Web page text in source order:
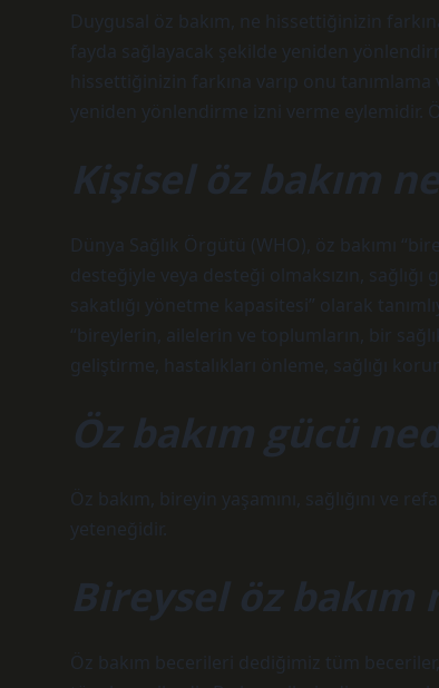
Duygusal öz bakım, ne hissettiğinizin
fayda sağlayacak şekilde yeniden
hissettiğinizin farkına varıp onu
yeniden yönlendirme izni verme eylemidir.
Kişisel öz bakım
Dünya Sağlık Örgütü (WHO), öz bakımı
desteğiyle veya desteği olmaksızın,
sakatlığı yönetme kapasitesi” olarak
“bireylerin, ailelerin ve toplumların, bir
geliştirme, hastalıkları önleme, sağlığı
Öz bakım gücü
Öz bakım, bireyin yaşamını, sağlığını ve
yeteneğidir.
Bireysel öz bakım
Öz bakım becerileri dediğimiz tüm